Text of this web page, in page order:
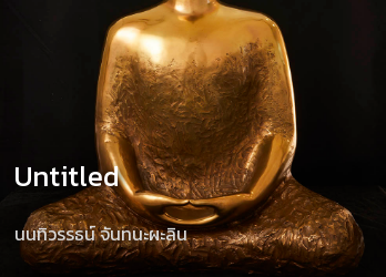
Untitled
นนทิวรรธน์ จันทนะผะลิน